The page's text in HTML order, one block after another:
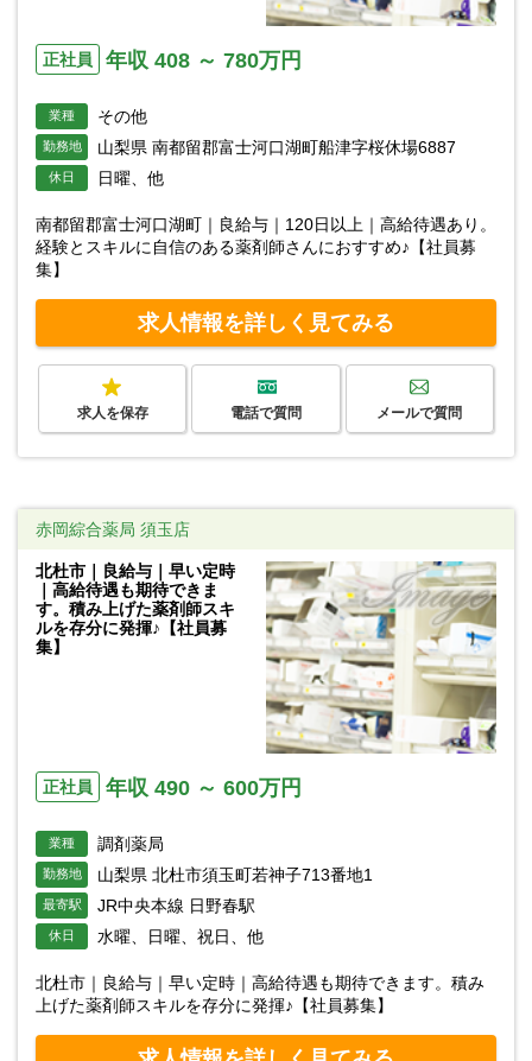
正社員 年収 408 ～ 780万円
業種 その他
勤務地 山梨県 南都留郡富士河口湖町船津字桜休場6887
休日 日曜、他
南都留郡富士河口湖町｜良給与｜120日以上｜高給待遇あり。
経験とスキルに自信のある薬剤師さんにおすすめ♪【社員募
集】
求人情報を詳しく見てみる
求人を保存 電話で質問 メールで質問
赤岡綜合薬局 須玉店
北杜市｜良給与｜早い定時
｜高給待遇も期待できま
す。積み上げた薬剤師スキ
ルを存分に発揮♪【社員募
集】
正社員 年収 490 ～ 600万円
業種 調剤薬局
勤務地 山梨県 北杜市須玉町若神子713番地1
最寄駅 JR中央本線 日野春駅
休日 水曜、日曜、祝日、他
北杜市｜良給与｜早い定時｜高給待遇も期待できます。積み
上げた薬剤師スキルを存分に発揮♪【社員募集】